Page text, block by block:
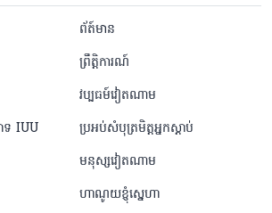
tiếng Khmer
ព័ត៍មាន
ព្រឹត្តិការណ៍
វប្បធម៍វៀតណាម
ទ IUU
ប្រអប់សំបុត្រមិត្តអ្នកស្តាប់
មនុស្សវៀតណាម
ហាណូយខ្ញុំស្នេហា